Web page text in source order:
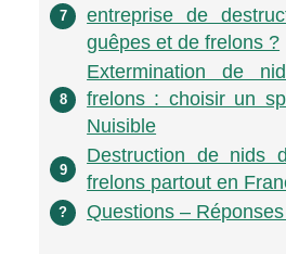
7
entreprise de
guêpes et de frelons ?
8
Extermination de
frelons : choisir un
Nuisible
9
Destruction de nids
frelons partout en
? Questions –